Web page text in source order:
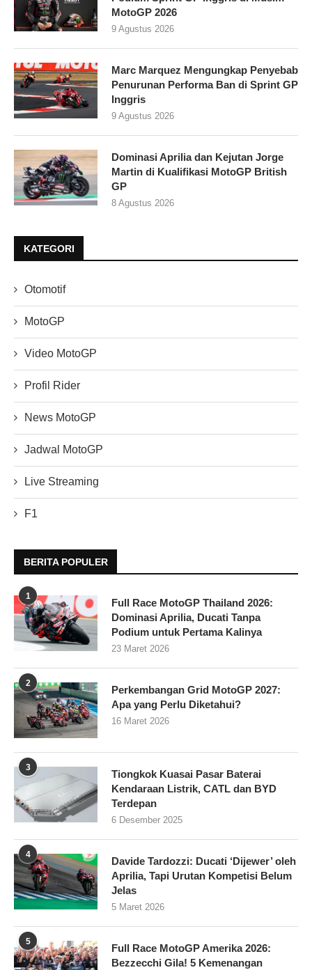
MotoGP 2026
9 Agustus 2026
Marc Marquez Mengungkap Penyebab
Penurunan Performa Ban di Sprint GP
Inggris
9 Agustus 2026
Dominasi Aprilia dan Kejutan Jorge
Martin di Kualifikasi MotoGP British
GP
8 Agustus 2026
KATEGORI
Otomotif
MotoGP
Video MotoGP
Profil Rider
News MotoGP
Jadwal MotoGP
Live Streaming
F1
BERITA POPULER
1
Full Race MotoGP Thailand 2026:
Dominasi Aprilia, Ducati Tanpa
Podium untuk Pertama Kalinya
23 Maret 2026
2
Perkembangan Grid MotoGP 2027:
Apa yang Perlu Diketahui?
16 Maret 2026
3
Tiongkok Kuasai Pasar Baterai
Kendaraan Listrik, CATL dan BYD
Terdepan
6 Desember 2025
4
Davide Tardozzi: Ducati ‘Dijewer’ oleh
Aprilia, Tapi Urutan Kompetisi Belum
Jelas
5 Maret 2026
5
Full Race MotoGP Amerika 2026:
Bezzecchi Gila! 5 Kemenangan